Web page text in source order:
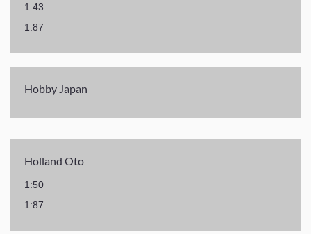
1:43
1:87
Hobby Japan
Holland Oto
1:50
1:87